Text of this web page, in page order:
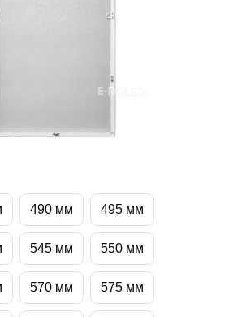
490 мм 495 мм
545 мм 550 мм
570 мм 575 мм